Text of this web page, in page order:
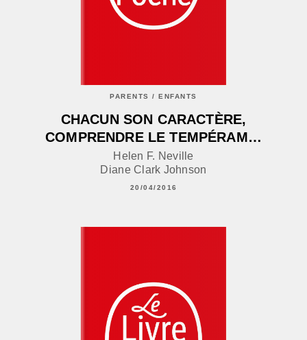
PARENTS / ENFANTS
CHACUN SON CARACTÈRE,
COMPRENDRE LE TEMPÉRAM…
Helen F. Neville
Diane Clark Johnson
20/04/2016